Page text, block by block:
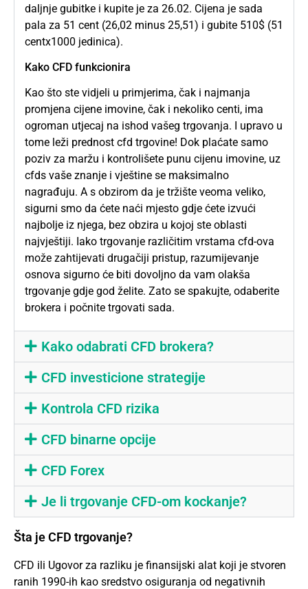
daljnje gubitke i kupite je za 26.02. Cijena je sada
pala za 51 cent (26,02 minus 25,51) i gubite 510$ (51
centx1000 jedinica).
Kako CFD funkcionira
Kao što ste vidjeli u primjerima, čak i najmanja
promjena cijene imovine, čak i nekoliko centi, ima
ogroman utjecaj na ishod vašeg trgovanja. I upravo u
tome leži prednost cfd trgovine! Dok plaćate samo
poziv za maržu i kontrolišete punu cijenu imovine, uz
cfds vaše znanje i vještine se maksimalno
nagrađuju. A s obzirom da je tržište veoma veliko,
sigurni smo da ćete naći mjesto gdje ćete izvući
najbolje iz njega, bez obzira u kojoj ste oblasti
najvještiji. Iako trgovanje različitim vrstama cfd-ova
može zahtijevati drugačiji pristup, razumijevanje
osnova sigurno će biti dovoljno da vam olakša
trgovanje gdje god želite. Zato se spakujte, odaberite
brokera i počnite trgovati sada.
Kako odabrati CFD brokera?
CFD investicione strategije
Kontrola CFD rizika
CFD binarne opcije
CFD Forex
Je li trgovanje CFD-om kockanje?
Šta je CFD trgovanje?
CFD ili Ugovor za razliku je finansijski alat koji je stvoren
ranih 1990-ih kao sredstvo osiguranja od negativnih